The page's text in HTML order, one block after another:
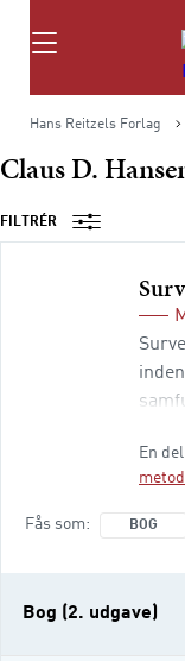
Søg
Hans Reitzels Forlag
Claus D.
FILTRÉR
og
En
Fås som BOG
Bog (2. udgave)